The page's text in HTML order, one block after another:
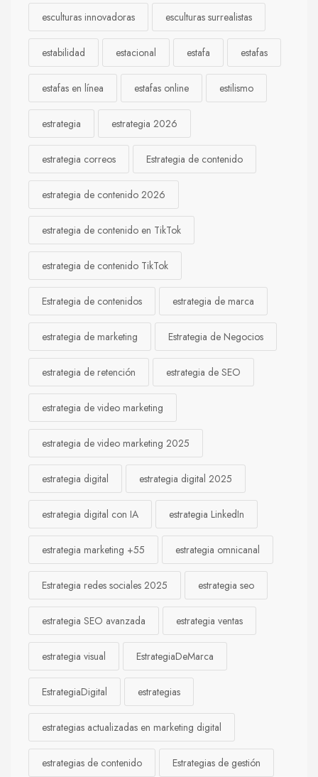
esculturas innovadoras esculturas surrealistas
estabilidad estacional estafa estafas
estafas en línea estafas online estilismo
estrategia estrategia 2026
estrategia correos Estrategia de contenido
estrategia de contenido 2026
estrategia de contenido en TikTok
estrategia de contenido TikTok
Estrategia de contenidos estrategia de marca
estrategia de marketing Estrategia de Negocios
estrategia de retención estrategia de SEO
estrategia de video marketing
estrategia de video marketing 2025
estrategia digital estrategia digital 2025
estrategia digital con IA estrategia LinkedIn
estrategia marketing +55 estrategia omnicanal
Estrategia redes sociales 2025 estrategia seo
estrategia SEO avanzada estrategia ventas
estrategia visual EstrategiaDeMarca
EstrategiaDigital estrategias
estrategias actualizadas en marketing digital
estrategias de contenido Estrategias de gestión